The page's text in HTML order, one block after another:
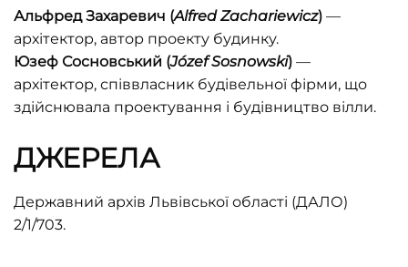
Альфред Захаревич (Alfred Zachariewicz) —
архітектор, автор проекту будинку.
Юзеф Сосновський (Józef Sosnowski) —
архітектор, співвласник будівельної фірми, що
здійснювала проектування і будівництво вілли.
ДЖЕРЕЛА
Державний архів Львівської області (ДАЛО)
2/1/703.